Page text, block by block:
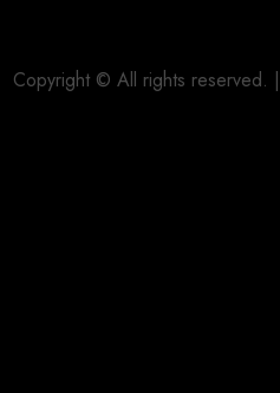
Copyright © All rights reserved. |